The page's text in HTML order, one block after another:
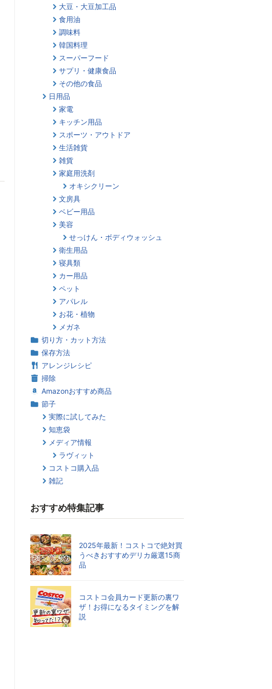
大豆・大豆加工品
食用油
調味料
韓国料理
スーパーフード
サプリ・健康食品
その他の食品
日用品
家電
キッチン用品
スポーツ・アウトドア
生活雑貨
雑貨
家庭用洗剤
オキシクリーン
文房具
ベビー用品
美容
せっけん・ボディウォッシュ
衛生用品
寝具類
カー用品
ペット
アパレル
お花・植物
メガネ
切り方・カット方法
保存方法
アレンジレシピ
掃除
Amazonおすすめ商品
節子
実際に試してみた
知恵袋
メディア情報
ラヴィット
コストコ購入品
雑記
おすすめ特集記事
2025年最新！コストコで絶対買
うべきおすすめデリカ厳選15商
品
コストコ会員カード更新の裏ワ
ザ！お得になるタイミングを解
説